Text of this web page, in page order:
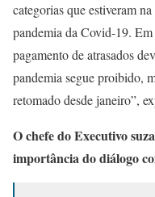
categorias que estiveram
pandemia da Covid-19.
pagamento de atrasados
pandemia segue proibido,
retomado desde janeiro”,
O chefe do Executivo
importância do diálogo